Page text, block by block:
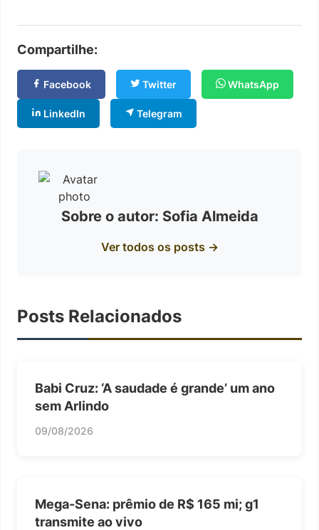
Compartilhe:
Facebook Twitter WhatsApp
LinkedIn Telegram
Sobre o autor: Sofia Almeida
Ver todos os posts →
Posts Relacionados
Babi Cruz: ‘A saudade é grande’ um ano
sem Arlindo
09/08/2026
Mega-Sena: prêmio de R$ 165 mi; g1
transmite ao vivo